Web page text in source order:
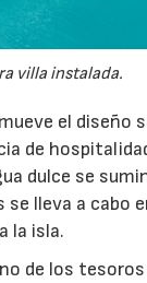
villa instalada.
el
de
dulce se
lleva a cabo
la isla.
de los